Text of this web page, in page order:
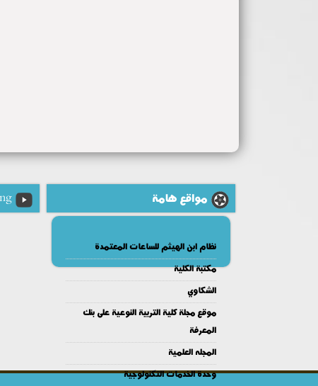
مواقع هامة
نظام ابن الهيثم للساعات المعتمدة
مكتبة الكلية
الشكاوي
موقع مجلة كلية التربية النوعية على بنك
المعرفة
المجله العلمية
وحدة الخدمات التكنولوجية